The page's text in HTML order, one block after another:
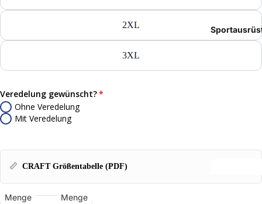
Caps
Bälle
2XL
3XL
Veredelung gewünscht?
Ohne Veredelung
Mit Veredelung
📏 CRAFT Größentabelle (PDF)
Menge
Menge